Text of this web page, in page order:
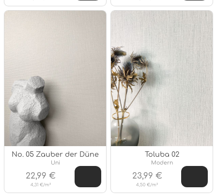
No. 05 Zauber der Düne
Stil:
Uni
4,31 €/m²
22,99 €
Toluba 02
Stil:
Modern
4,50 €/m²
23,99 €